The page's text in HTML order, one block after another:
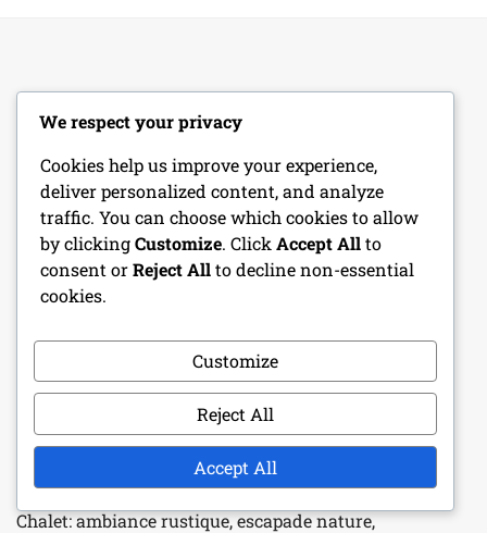
Préférences de cookies
Votre confidentialité
Contact
Termes et conditions
Qui Nous Sommes
RECENT POSTS
Chalet: ambiance rustique, escapade nature,
We respect your privacy
Cookies help us improve your experience,
deliver personalized content, and analyze
traffic. You can choose which cookies to allow
by clickingCustomize. Click Accept Allto
consent orReject Allto decline non-essential
cookies.
Customize
Reject All
Accept All